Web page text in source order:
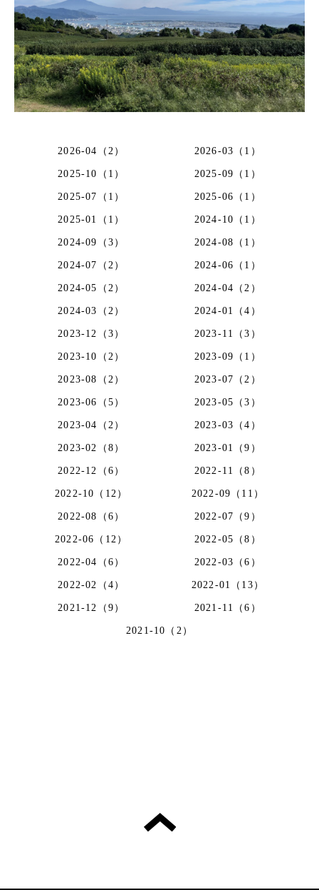
2026-04（2） 2026-03（1）
2025-10（1） 2025-09（1）
2025-07（1） 2025-06（1）
2025-01（1） 2024-10（1）
2024-09（3） 2024-08（1）
2024-07（2） 2024-06（1）
2024-05（2） 2024-04（2）
2024-03（2） 2024-01（4）
2023-12（3） 2023-11（3）
2023-10（2） 2023-09（1）
2023-08（2） 2023-07（2）
2023-06（5） 2023-05（3）
2023-04（2） 2023-03（4）
2023-02（8） 2023-01（9）
2022-12（6） 2022-11（8）
2022-10（12） 2022-09（11）
2022-08（6） 2022-07（9）
2022-06（12） 2022-05（8）
2022-04（6） 2022-03（6）
2022-02（4） 2022-01（13）
2021-12（9） 2021-11（6）
2021-10（2）